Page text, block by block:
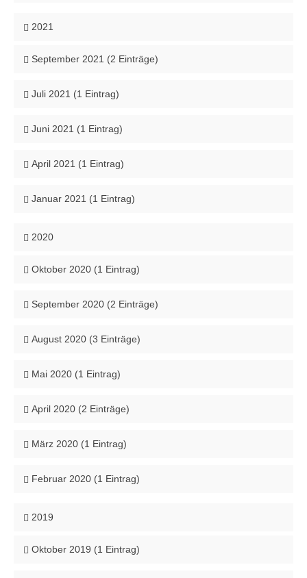
2021
September 2021 (2 Einträge)
Juli 2021 (1 Eintrag)
Juni 2021 (1 Eintrag)
April 2021 (1 Eintrag)
Januar 2021 (1 Eintrag)
2020
Oktober 2020 (1 Eintrag)
September 2020 (2 Einträge)
August 2020 (3 Einträge)
Mai 2020 (1 Eintrag)
April 2020 (2 Einträge)
März 2020 (1 Eintrag)
Februar 2020 (1 Eintrag)
2019
Oktober 2019 (1 Eintrag)